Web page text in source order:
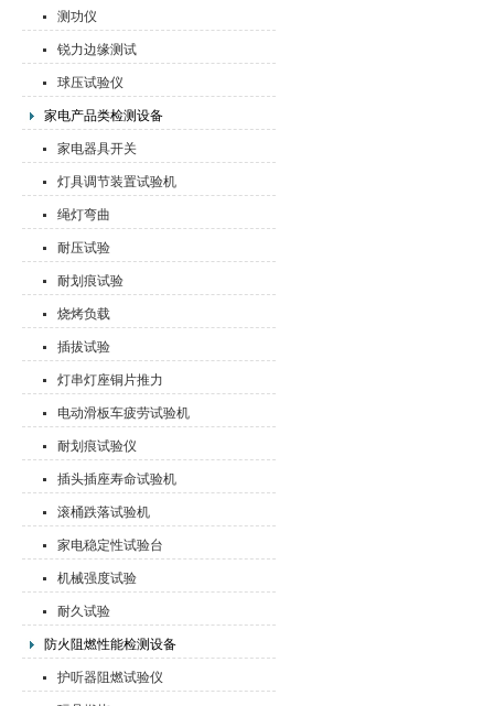
测功仪
锐力边缘测试
球压试验仪
家电产品类检测设备
家电器具开关
灯具调节装置试验机
绳灯弯曲
耐压试验
耐划痕试验
烧烤负载
插拔试验
灯串灯座铜片推力
电动滑板车疲劳试验机
耐划痕试验仪
插头插座寿命试验机
滚桶跌落试验机
家电稳定性试验台
机械强度试验
耐久试验
防火阻燃性能检测设备
护听器阻燃试验仪